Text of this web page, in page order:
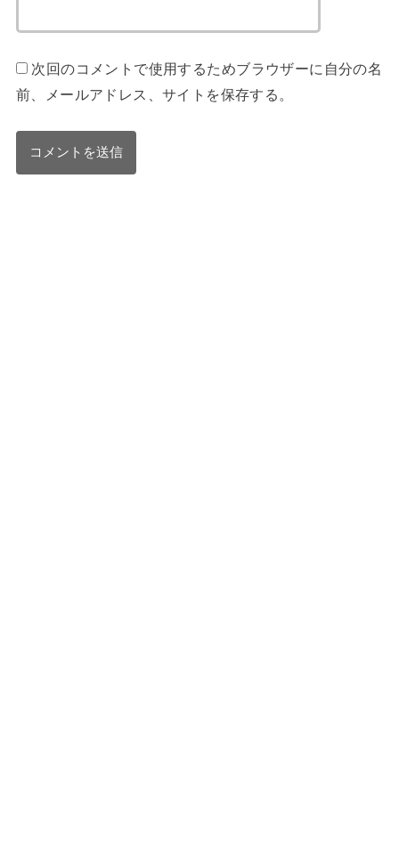
次回のコメントで使用するためブラウザーに自分の名
前、メールアドレス、サイトを保存する。